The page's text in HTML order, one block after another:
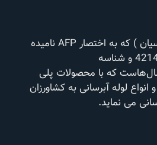
شرکت ( آبگستر فرا پارسیان ) که به اختصار AFP نامیده
می شود با شماره ثبت 4214 و شناسه
سال‌هاست که با محصولات پلی
انواع لوله آبرسانی به کشاورزان
می نماید.